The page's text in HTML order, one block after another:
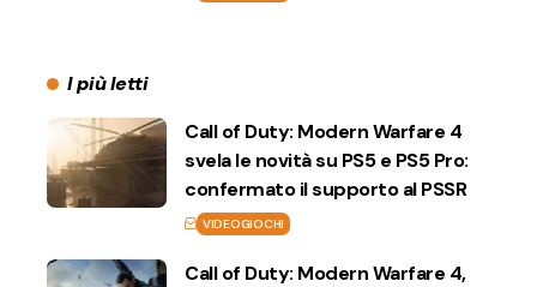
I più letti
Call of Duty: Modern Warfare 4
svela le novità su PS5 e PS5 Pro:
confermato il supporto al PSSR
VIDEOGIOCHI
Call of Duty: Modern Warfare 4,